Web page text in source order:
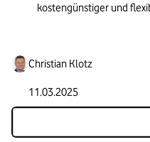
kostengünstiger und
Christian Klotz
11.03.2025